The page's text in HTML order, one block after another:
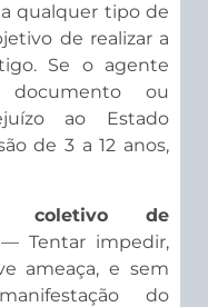
qualquer tipo de
de realizar a
Se o agente
ou
ao Estado
de 3 a 12 anos,
coletivo de
Tentar impedir,
ameaça, e sem
do